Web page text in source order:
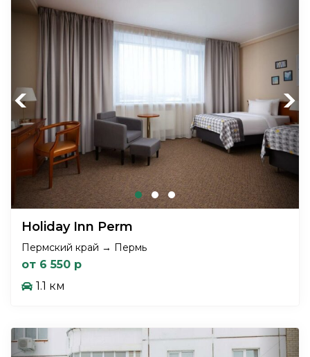
Previous Next
Holiday Inn Perm
Пермский край → Пермь
от 6 550 р
1.1 км